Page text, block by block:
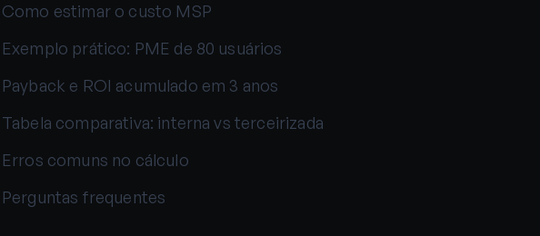
Como estimar o custo MSP
Exemplo prático: PME de 80 usuários
Payback e ROI acumulado em 3 anos
Tabela comparativa: interna vs terceirizada
Erros comuns no cálculo
Perguntas frequentes